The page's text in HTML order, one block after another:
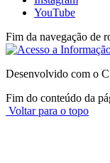
YouTube
Fim da navegação de
Desenvolvido com o
Fim do conteúdo da
Voltar para o topo